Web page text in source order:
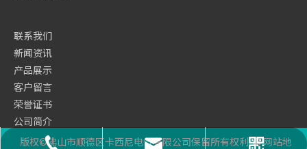
座机号码
邮箱
二维码
联系我们
新闻资讯
产品展示
客户留言
荣誉证书
公司简介
网站首页
版权©佛山市顺德区卡西尼电气有限公司保留所有权利 网站地